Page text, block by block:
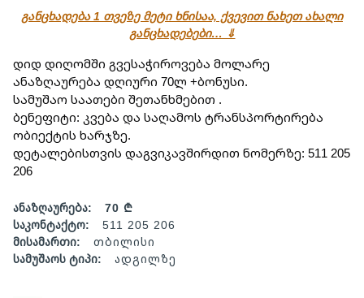
განცხადება 1 თვეზე მეტი ხნისაა, ქვევით ნახეთ ახალი
განცხადებები… ⇓
დიდ დიღომში გვესაჭიროვება მოლარე
ანაზღაურება დღიური 70ლ +ბონუსი.
სამუშაო საათები შეთანხმებით .
ბენეფიტი: კვება და საღამოს ტრანსპორტირება
ობიექტის ხარჯზე.
დეტალებისთვის დაგვიკავშირდით ნომერზე: 511 205
206
ანაზღაურება:
70 ₾
საკონტაქტო:
511 205 206
მისამართი:
თბილისი
სამუშაოს ტიპი:
ადგილზე